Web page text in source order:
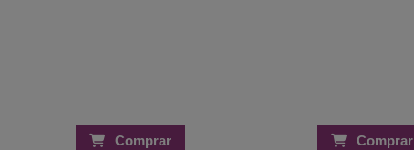
Comprar Comprar